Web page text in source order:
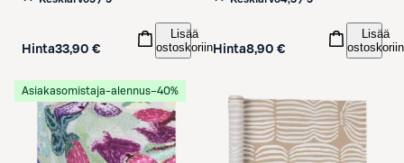
Hinta33,90 €
Lisää
ostoskoriin Hinta8,90 €
Lisää
ostoskoriin
Asiakasomistaja-alennus−40%